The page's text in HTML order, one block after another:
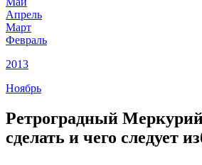
Апрель
Март
Февраль
2013
Ноябрь
Ретроградный
сделать и чего следует